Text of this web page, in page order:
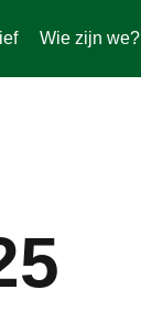
Wie zijn we?